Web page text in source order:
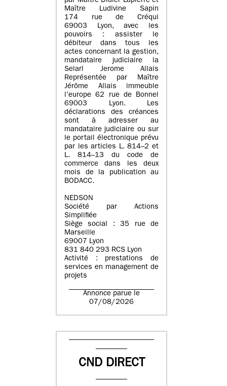
Maître Ludivine Sapin
174 rue de Créqui
69003 Lyon, avec les
pouvoirs : assister le
débiteur dans tous les
actes concernant la gestion,
mandataire judiciaire la
Selarl Jerome Allais
Représentée par Maître
Jérôme Allais immeuble
l’europe 62 rue de Bonnel
69003 Lyon. Les
déclarations des créances
sont à adresser au
mandataire judiciaire ou sur
le portail électronique prévu
par les articles L. 814–2 et
L. 814–13 du code de
commerce dans les deux
mois de la publication au
BODACC.
NEDSON
Société par Actions
Simplifiée
Siège social : 35 rue de
Marseille
69007 Lyon
831 840 293 RCS Lyon
Activité : prestations de
services en management de
projets
Annonce parue le
07/08/2026
CND DIRECT